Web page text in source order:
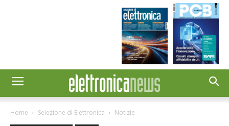
Home Selezione di Elettronica Notizie